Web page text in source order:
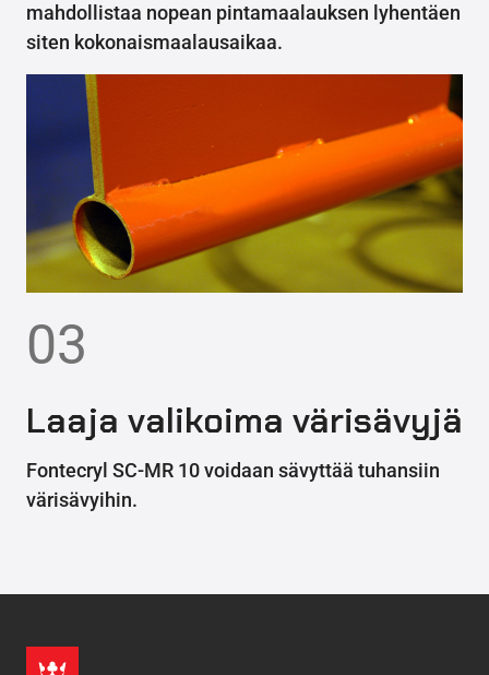
mahdollistaa nopean pintamaalauksen lyhentäen
siten kokonaismaalausaikaa.
03
Laaja valikoima värisävyjä
Fontecryl SC-MR 10 voidaan sävyttää tuhansiin
värisävyihin.